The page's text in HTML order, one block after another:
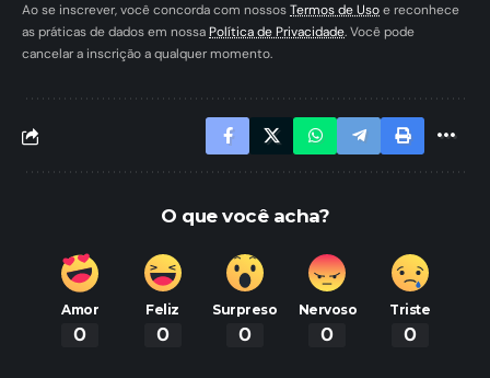
Ao se inscrever, você concorda com nossosTermos de Usoe reconhece
as práticas de dados em nossaPolítica de Privacidade. Você pode
cancelar a inscrição a qualquer momento.
O que você acha?
Amor
0
Feliz
0
Surpreso
0
Nervoso
0
Triste
0